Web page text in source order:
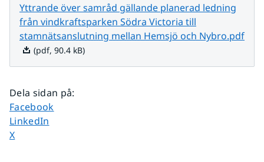
Yttrande över samråd gällande planerad ledning
från vindkraftsparken Södra Victoria till
stamnätsanslutning mellan Hemsjö och Nybro.pdfPdf,
(pdf, 90.4 kB)
Dela sidan på:
Dela sidan på
Facebook
Dela sidan på
LinkedIn
Dela sidan på
X